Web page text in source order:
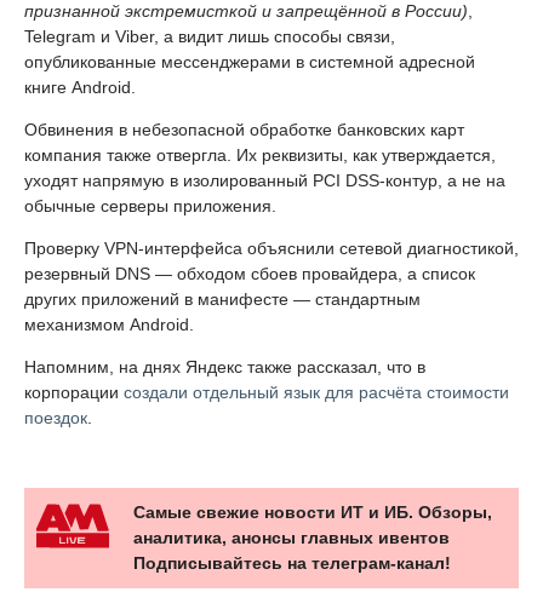
признанной экстремисткой и запрещённой в России),
Telegram и Viber, а видит лишь способы связи,
опубликованные мессенджерами в системной адресной
книге Android.
Обвинения в небезопасной обработке банковских карт
компания также отвергла. Их реквизиты, как утверждается,
уходят напрямую в изолированный PCI DSS-контур, а не на
обычные серверы приложения.
Проверку VPN-интерфейса объяснили сетевой диагностикой,
резервный DNS — обходом сбоев провайдера, а список
других приложений в манифесте — стандартным
механизмом Android.
Напомним, на днях Яндекс также рассказал, что в
корпорации создали отдельный язык для расчёта стоимости
поездок.
Самые свежие новости ИТ и ИБ. Обзоры,
аналитика, анонсы главных ивентов
Подписывайтесь на телеграм-канал!